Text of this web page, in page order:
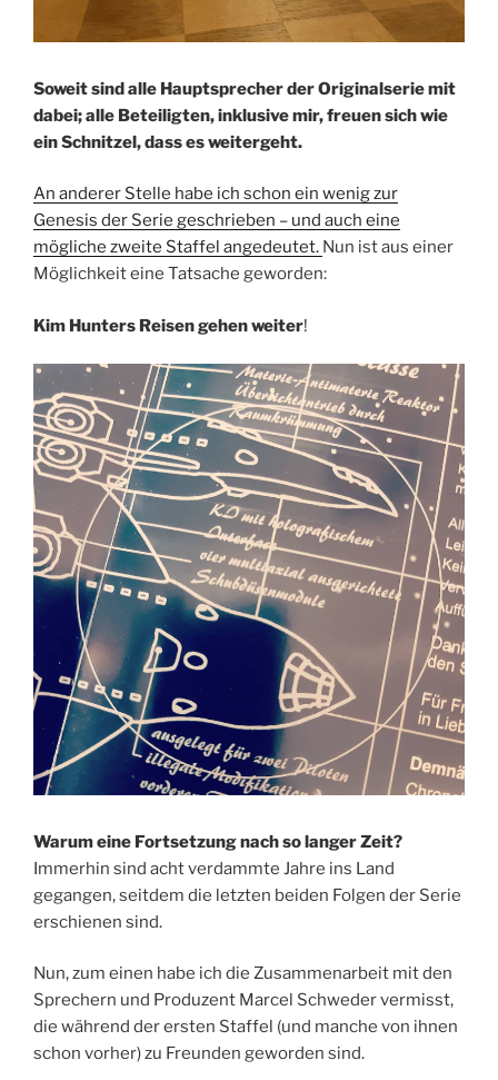
Soweit sind alle Hauptsprecher der Originalserie mit
dabei; alle Beteiligten, inklusive mir, freuen sich wie
ein Schnitzel, dass es weitergeht.
An anderer Stelle habe ich schon ein wenig zur
Genesis der Serie geschrieben – und auch eine
mögliche zweite Staffel angedeutet. Nun ist aus einer
Möglichkeit eine Tatsache geworden:
Kim Hunters Reisen gehen weiter!
Warum eine Fortsetzung nach so langer Zeit?
Immerhin sind acht verdammte Jahre ins Land
gegangen, seitdem die letzten beiden Folgen der Serie
erschienen sind.
Nun, zum einen habe ich die Zusammenarbeit mit den
Sprechern und Produzent Marcel Schweder vermisst,
die während der ersten Staffel (und manche von ihnen
schon vorher) zu Freunden geworden sind.